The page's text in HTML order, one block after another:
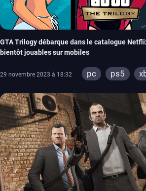
GTA Trilogy débarque dans le catalogue
bientôt jouables sur mobiles
29 novembre 2023 à 18:32 pc ps5